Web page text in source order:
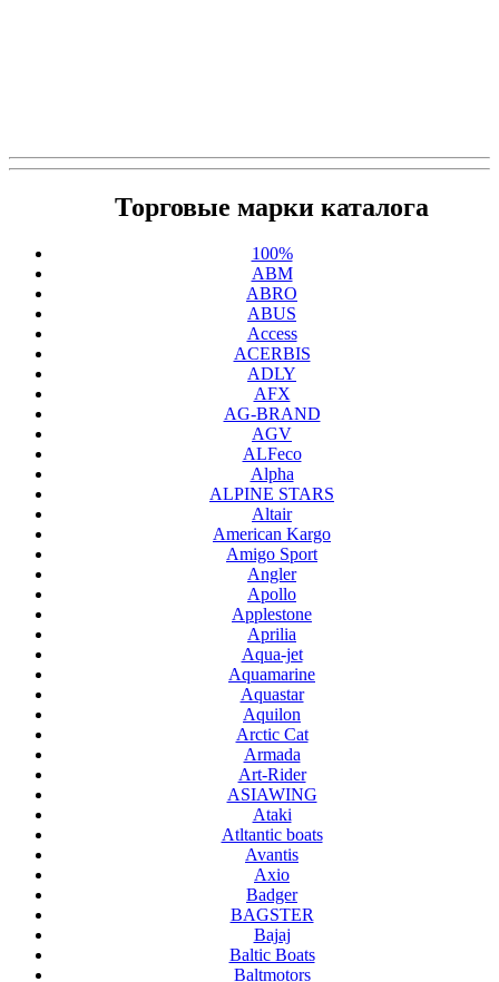
Торговые марки каталога
100%
ABM
ABRO
ABUS
Access
ACERBIS
ADLY
AFX
AG-BRAND
AGV
ALFeco
Alpha
ALPINE STARS
Altair
American Kargo
Amigo Sport
Angler
Apollo
Applestone
Aprilia
Aqua-jet
Aquamarine
Aquastar
Aquilon
Arctic Cat
Armada
Art-Rider
ASIAWING
Ataki
Atltantic boats
Avantis
Axio
Badger
BAGSTER
Bajaj
Baltic Boats
Baltmotors